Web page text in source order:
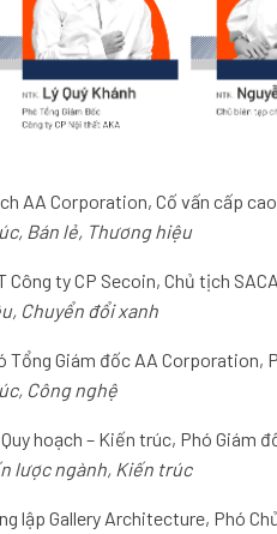
AA Corporation, Cố vấn cấp
Bán lẻ, Thương hiệu
Công ty CP Secoin, Chủ tịch
Chuyển đổi xanh
Tổng Giám đốc AA Corporation,
Công nghệ
hoạch – Kiến trúc, Phó Giám
lược ngành, Kiến trúc
lập Gallery Architecture, Phó